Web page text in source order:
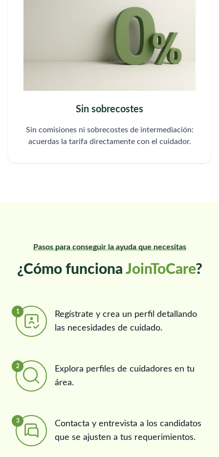
Sin sobrecostes
Sin comisiones ni sobrecostes de intermediación:
acuerdas la tarifa directamente con el cuidador.
Pasos para conseguir la ayuda que necesitas
¿Cómo funciona JoinToCare?
1
Regístrate y crea un perfil detallando
las necesidades de cuidado.
2
Explora perfiles de cuidadores en tu
área.
3
Contacta y entrevista a los candidatos
que se ajusten a tus requerimientos.